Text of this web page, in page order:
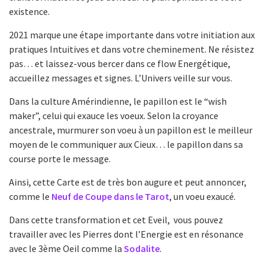
existence.
2021 marque une étape importante dans votre initiation aux
pratiques Intuitives et dans votre cheminement. Ne résistez
pas… et laissez-vous bercer dans ce flow Energétique,
accueillez messages et signes. L’Univers veille sur vous.
Dans la culture Amérindienne, le papillon est le “wish
maker”, celui qui exauce les voeux. Selon la croyance
ancestrale, murmurer son voeu à un papillon est le meilleur
moyen de le communiquer aux Cieux… le papillon dans sa
course porte le message.
Ainsi, cette Carte est de très bon augure et peut annoncer,
comme le Neuf de Coupe dans le Tarot, un voeu exaucé.
Dans cette transformation et cet Eveil, vous pouvez
travailler avec les Pierres dont l’Energie est en résonance
avec le 3ème Oeil comme la Sodalite.